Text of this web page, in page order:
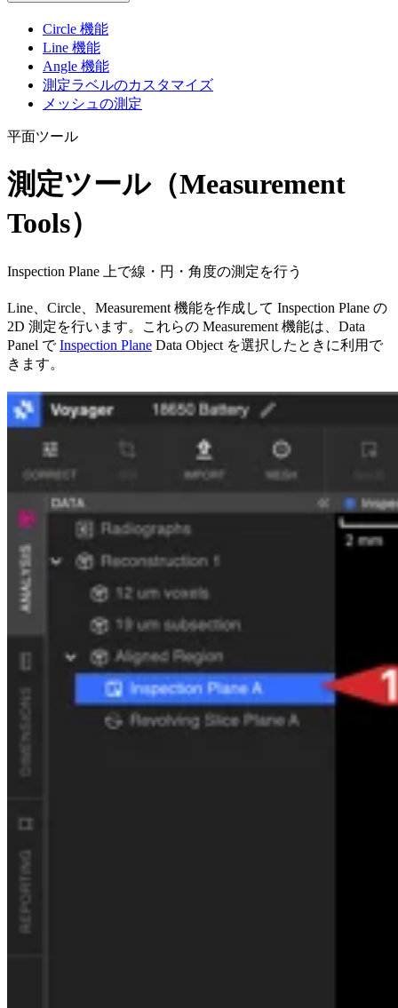
Circle 機能
Line 機能
Angle 機能
測定ラベルのカスタマイズ
メッシュの測定
平面ツール
測定ツール（Measurement
Tools）
Inspection Plane 上で線・円・角度の測定を行う
Line、Circle、Measurement 機能を作成して Inspection Plane の
2D 測定を行います。これらの Measurement 機能は、Data
Panel でInspection Plane Data Object を選択したときに利用で
きます。